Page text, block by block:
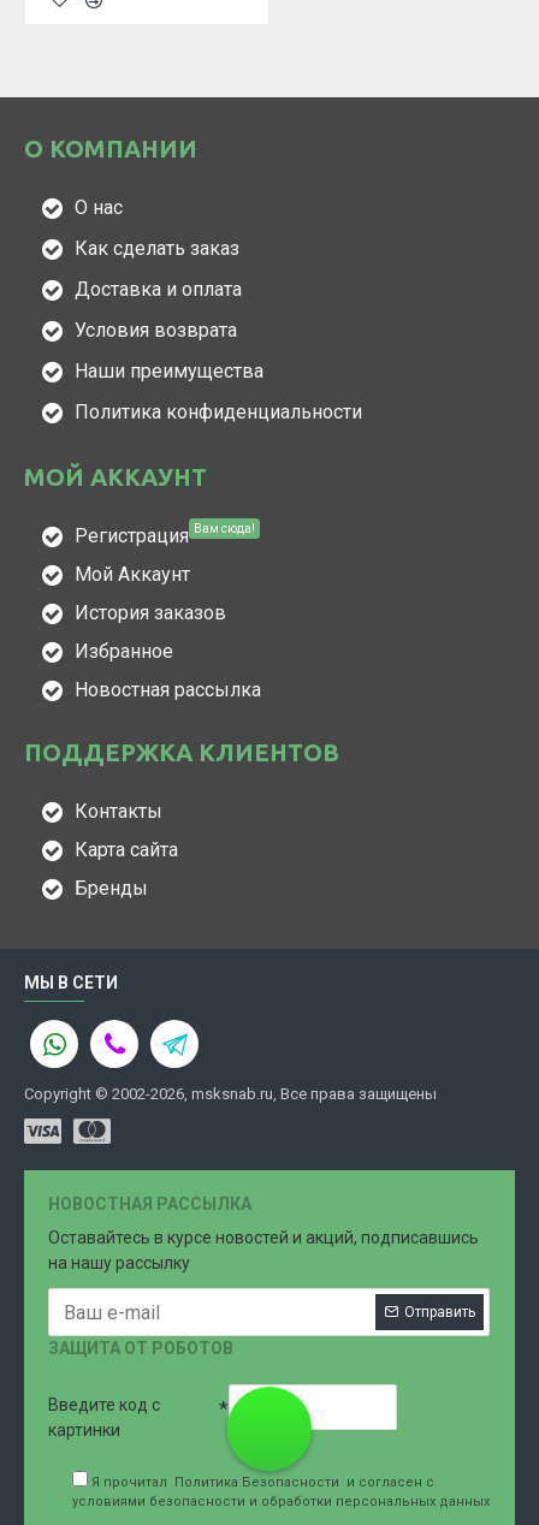
О КОМПАНИИ
О нас
Как сделать заказ
Доставка и оплата
Условия возврата
Наши преимущества
Политика конфиденциальности
МОЙ АККАУНТ
Регистрация Вам сюда!
Мой Аккаунт
История заказов
Избранное
Новостная рассылка
ПОДДЕРЖКА КЛИЕНТОВ
Контакты
Карта сайта
Бренды
МЫ В СЕТИ
Copyright © 2002-2026, msksnab.ru, Все права защищены
НОВОСТНАЯ РАССЫЛКА
Оставайтесь в курсе новостей и акций, подписавшись
на нашу рассылку
Отправить
ЗАЩИТА ОТ РОБОТОВ
Введите код с
картинки
Я прочитал Политика Безопасности
и согласен с
условиями безопасности и обработки персональных данных
707-76-